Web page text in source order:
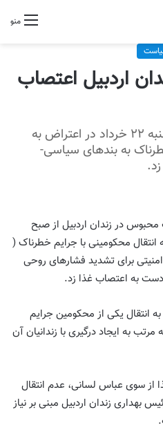
منو
اردبیل اعتصاب
عباس لسانی، از صبح روز شنبه ۲۲ خرداد در اعتراض به
به بندهای سیاسی-
در زندان اردبیل از صبح
به انتقال محکومینی با جرایم خطرناک (
برای تشدید فشارهای روحی
دست به اعتصاب غذا زد.
به انتقال یکی از محکومین جرایم
به ایجاد درگیری با زندانیان آن
از سوی عباس لسانی، عدم انتقال‌
بهداری زندان‌ اردبیل‌ مبنی‌ بر نیاز‌